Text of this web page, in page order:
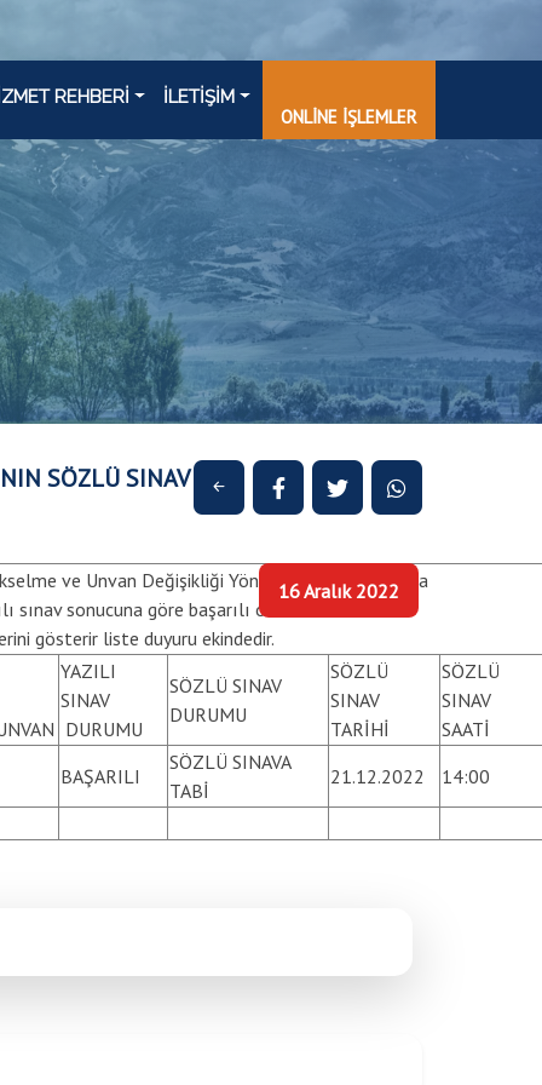
REHBERİ İLETİŞİM
ONLİNE İŞLEMLER
SÖZLÜ SINAV
16 Aralık 2022
ve Unvan Değişikliği Yönetmeliği kapsamında
sonucuna göre başarılı olan ve
gösterir liste duyuru ekindedir.
YAZILI
SINAV
DURUMU
SÖZLÜ SINAV
DURUMU
SÖZLÜ
SINAV
TARİHİ
SÖZLÜ
SINAV
SAATİ
BAŞARILI
SÖZLÜ SINAVA
TABİ
21.12.2022 14:00